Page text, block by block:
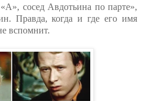
сосед Авдотьина по парте»,
Правда, когда и где его имя
вспомнит.